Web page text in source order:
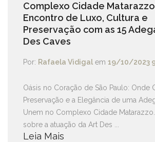
Complexo Cidade
Encontro de Luxo, Cultura e
Preservação com as 15
Des Caves
Por: Rafaela Vidigal em 19/10/2023
Oásis no Coração de São Paulo: Onde
Preservação e a Elegância de uma
Unem no Complexo Cidade Matarazzo.
sobre a atuação da Art Des ...
Leia Mais